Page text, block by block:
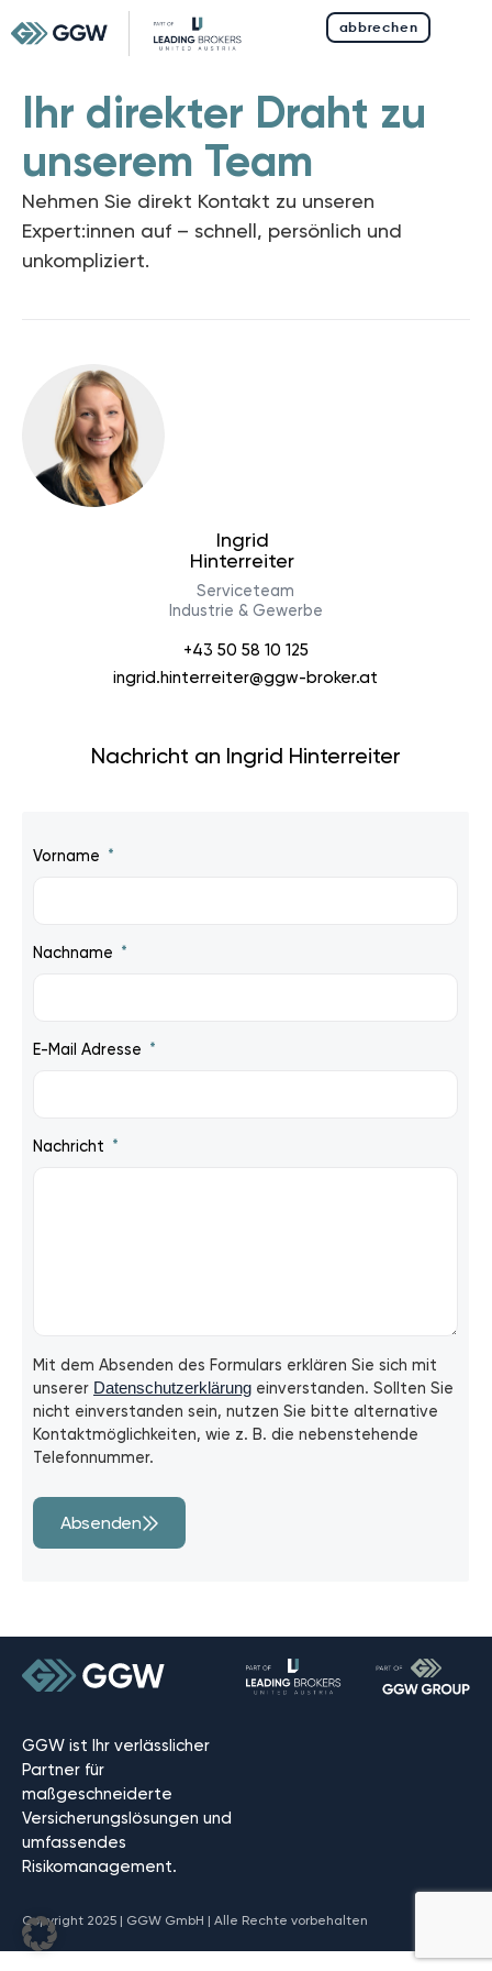
abbrechen
Ihr direkter Draht zu
unserem Team
Nehmen Sie direkt Kontakt zu unseren
Expert:innen auf – schnell, persönlich und
unkompliziert.
Ingrid
Hinterreiter
Serviceteam
Industrie & Gewerbe
+43 50 58 10 125
ingrid.hinterreiter@ggw-broker.at
Nachricht an Ingrid Hinterreiter
Vorname
Nachname
E-Mail Adresse
Nachricht
Mit dem Absenden des Formulars erklären Sie sich mit
unserer Datenschutzerklärung einverstanden. Sollten Sie
nicht einverstanden sein, nutzen Sie bitte alternative
Kontaktmöglichkeiten, wie z. B. die nebenstehende
Telefonnummer.
Absenden
GGW ist Ihr verlässlicher
Partner für
maßgeschneiderte
Versicherungslösungen und
umfassendes
Risikomanagement.
Copyright 2025 | GGW GmbH | Alle Rechte vorbehalten